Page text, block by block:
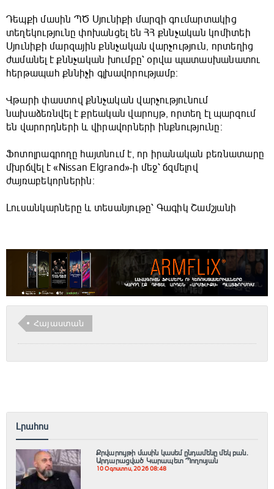
Դեպքի մասին ՊԾ Սյունիքի մարզի գումարտակից
տեղեկությունը փոխանցել են ՀՀ քննչական կոմիտեի
Սյունիքի մարզային քննչական վարչություն, որտեղից
ժամանել է քննչական խումբը՝ օրվա պատասխանատու
հերթապահ քննիչի գլխավորությամբ։
Վթարի փաստով քննչական վարչությունում
նախաձեռնվել է քրեական վարույթ, որտեղ էլ պարզում
են վարորդների և վիրավորների ինքնությունը։
Ֆոտոլրագրողը հայտնում է, որ իրանական բեռնատարը
մխրճվել է «Nissan Elgrand»-ի մեջ՝ ճզմելով
ժայռաբեկորներին։
Լուսանկարները և տեսանյութը՝ Գագիկ Շամշյանի
Հայաստան
Լրահոս
Քրվարույթի մասին կասեմ ընդամենը մեկ բան.
Արդարացված Կարապետ Պողոսյան
10 Օգոստոս, 2026 08:48